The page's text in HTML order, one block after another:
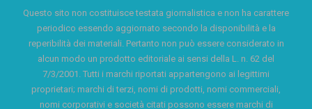
Questo sito non costituisce testata giornalistica e non ha carattere
periodico essendo aggiornato secondo la disponibilità e la
reperibilità dei materiali. Pertanto non può essere considerato in
alcun modo un prodotto editoriale ai sensi della L. n. 62 del
7/3/2001. Tutti i marchi riportati appartengono ai legittimi
proprietari; marchi di terzi, nomi di prodotti, nomi commerciali,
nomi corporativi e società citati possono essere marchi di